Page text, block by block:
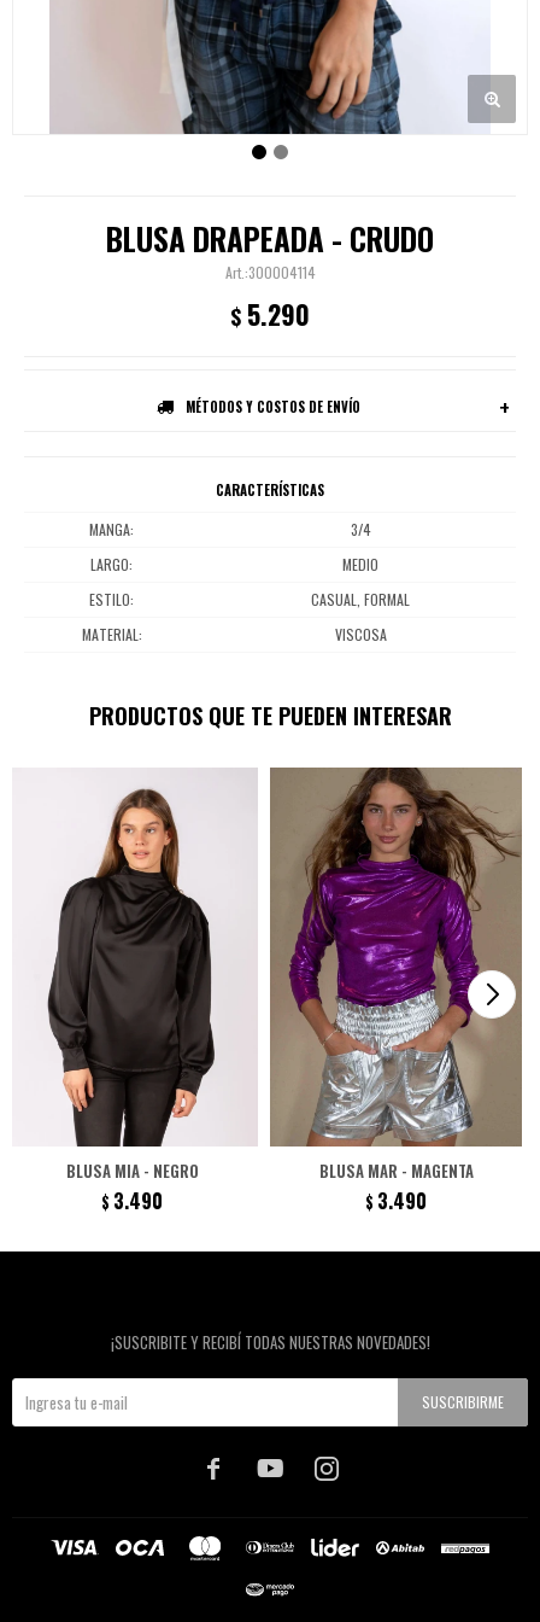
BLUSA DRAPEADA - CRUDO
300004114
$ 5.290
MÉTODOS Y COSTOS DE ENVÍO
CARACTERÍSTICAS
MANGA
3/4
LARGO
MEDIO
ESTILO
CASUAL, FORMAL
MATERIAL
VISCOSA
PRODUCTOS QUE TE PUEDEN INTERESAR
BLUSA MIA - NEGRO
$ 3.490
BLUSA MAR - MAGENTA
$ 3.490
¡SUSCRIBITE Y RECIBÍ TODAS NUESTRAS NOVEDADES!
SUSCRIBIRME
  